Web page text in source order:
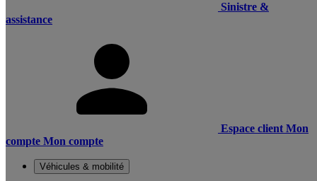
Sinistre &
assistance
Espace client Mon
compte Mon compte
Véhicules & mobilité